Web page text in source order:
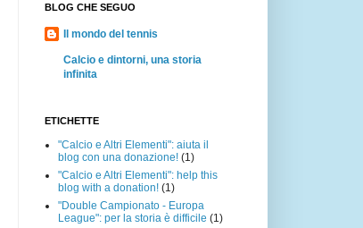
BLOG CHE SEGUO
Il mondo del tennis
Calcio e dintorni, una storia
infinita
ETICHETTE
"Calcio e Altri Elementi": aiuta il
blog con una donazione! (1)
"Calcio e Altri Elementi": help this
blog with a donation! (1)
"Double Campionato - Europa
League": per la storia è difficile (1)